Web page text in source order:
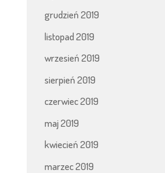
grudzień 2019
listopad 2019
wrzesień 2019
sierpień 2019
czerwiec 2019
maj 2019
kwiecień 2019
marzec 2019